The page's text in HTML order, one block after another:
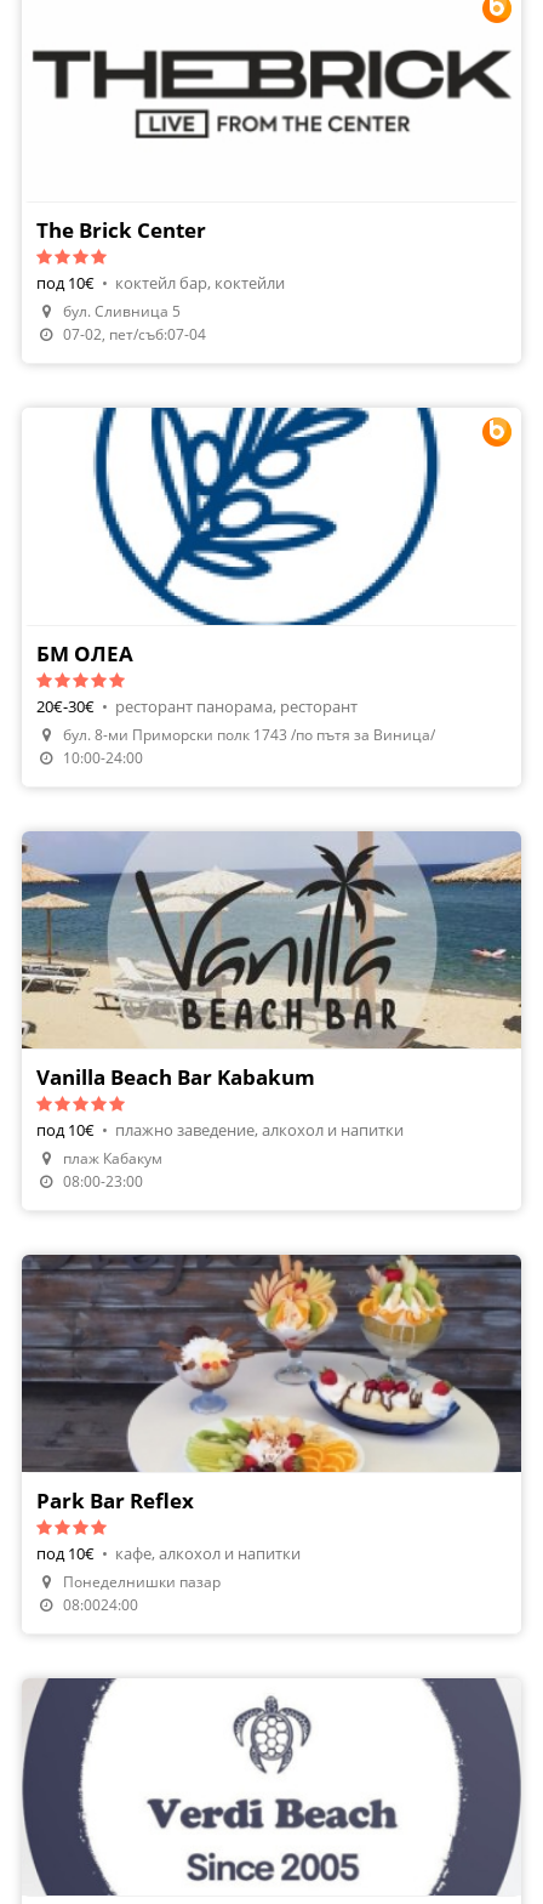
Направи Резервация
The Brick Center
под 10€ • коктейл бар, коктейли
бул. Сливница 5
07-02, пет/съб:07-04
Направи Резервация
БМ ОЛЕА
20€-30€ • ресторант панорама, ресторант
бул. 8-ми Приморски полк 1743 /по пътя за Виница/
10:00-24:00
Vanilla Beach Bar Kabakum
под 10€ • плажно заведение, алкохол и напитки
плаж Кабакум
08:00-23:00
Park Bar Reflex
под 10€ • кафе, алкохол и напитки
Понеделнишки пазар
08:0024:00